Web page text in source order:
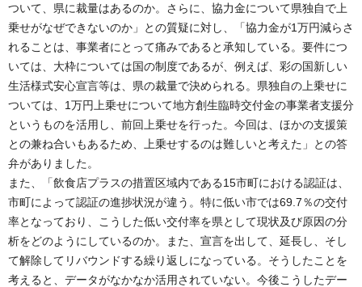
ついて、県に裁量はあるのか。さらに、協力金について県独自で上
乗せがなぜできないのか」との質疑に対し、「協力金が1万円減らさ
れることは、事業者にとって痛みであると承知している。要件につ
いては、大枠については国の制度であるが、例えば、彩の国新しい
生活様式安心宣言等は、県の裁量で決められる。県独自の上乗せに
ついては、1万円上乗せについて地方創生臨時交付金の事業者支援分
というものを活用し、前回上乗せを行った。今回は、ほかの支援策
との兼ね合いもあるため、上乗せするのは難しいと考えた」との答
弁がありました。
また、「飲食店プラスの措置区域内である15市町における認証は、
市町によって認証の進捗状況が違う。特に低い市では69.7％の交付
率となっており、こうした低い交付率を県として現状及び原因の分
析をどのようにしているのか。また、宣言を出して、延長し、そし
て解除してリバウンドする繰り返しになっている。そうしたことを
考えると、データがなかなか活用されていない。今後こうしたデー